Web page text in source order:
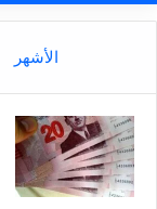
الأشهر